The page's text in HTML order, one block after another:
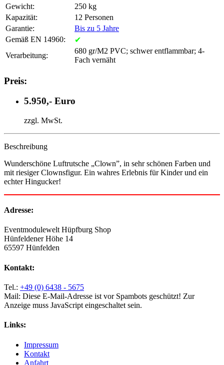
Gewicht:
250 kg
Kapazität:
12 Personen
Garantie:
Bis zu 5 Jahre
Gemäß EN 14960:
✔
Verarbeitung:
680 gr/M2 PVC; schwer entflammbar; 4-
Fach vernäht
Preis:
5.950,- Euro
zzgl. MwSt.
Beschreibung
Wunderschöne Luftrutsche „Clown”, in sehr schönen Farben und
mit riesiger Clownsfigur. Ein wahres Erlebnis für Kinder und ein
echter Hingucker!
Adresse:
Eventmodulewelt Hüpfburg Shop
Hünfeldener Höhe 14
65597 Hünfelden
Kontakt:
Tel.: +49 (0) 6438 - 5675
Mail: Diese E-Mail-Adresse ist vor Spambots geschützt! Zur
Anzeige muss JavaScript eingeschaltet sein.
Links:
Impressum
Kontakt
Anfahrt